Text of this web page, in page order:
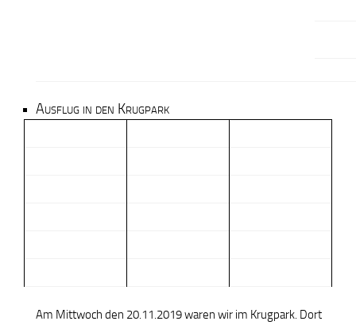
Ausflug in den Krugpark
Am Mittwoch den 20.11.2019 waren wir im Krugpark. Dort